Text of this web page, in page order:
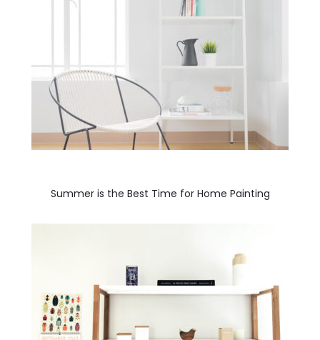
Summer is the Best Time for Home Painting